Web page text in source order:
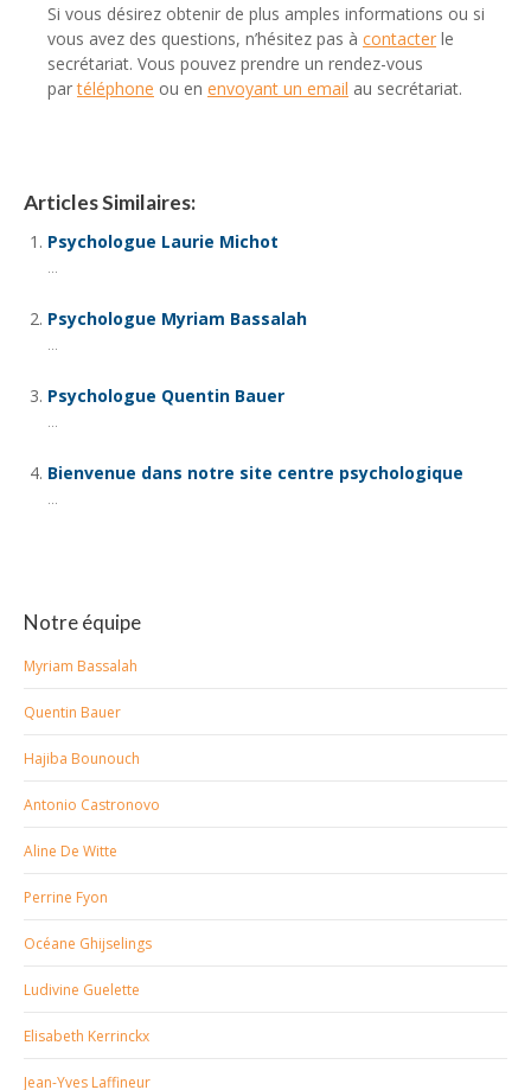
Si vous désirez obtenir de plus amples informations ou si
vous avez des questions, n’hésitez pas à contacter le
secrétariat. Vous pouvez prendre un rendez-vous
partéléphone ou en envoyant un email au secrétariat.
Articles Similaires:
Psychologue Laurie Michot
...
Psychologue Myriam Bassalah
...
Psychologue Quentin Bauer
...
Bienvenue dans notre site centre psychologique
...
Notre équipe
Myriam Bassalah
Quentin Bauer
Hajiba Bounouch
Antonio Castronovo
Aline De Witte
Perrine Fyon
Océane Ghijselings
Ludivine Guelette
Elisabeth Kerrinckx
Jean-Yves Laffineur